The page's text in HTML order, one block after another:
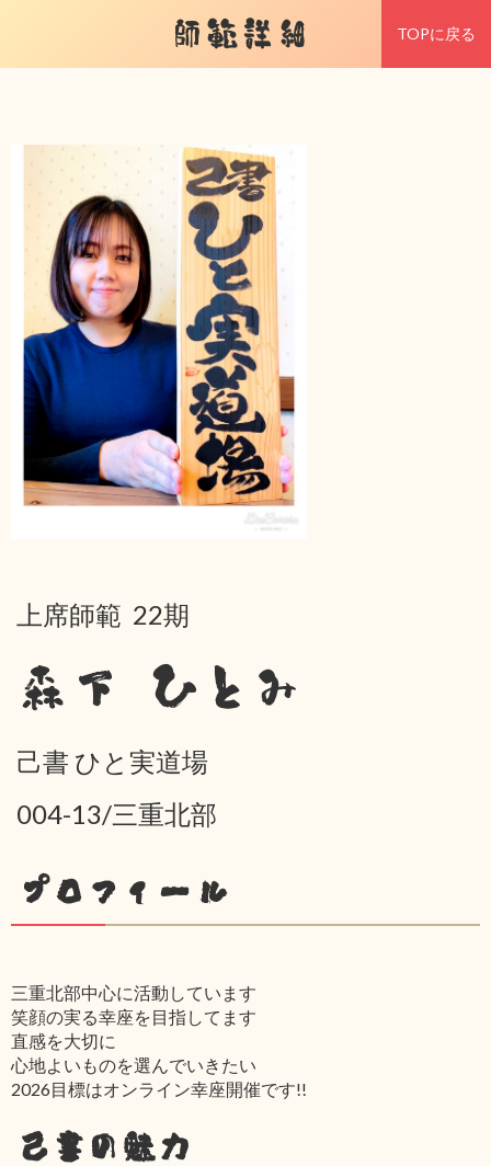
師範詳細 TOPに戻る
上席師範 22期
森下 ひとみ
己書 ひと実道場
004-13/三重北部
プロフィール
三重北部中心に活動しています
笑顔の実る幸座を目指してます
直感を大切に
心地よいものを選んでいきたい
2026目標はオンライン幸座開催です!!
己書の魅力